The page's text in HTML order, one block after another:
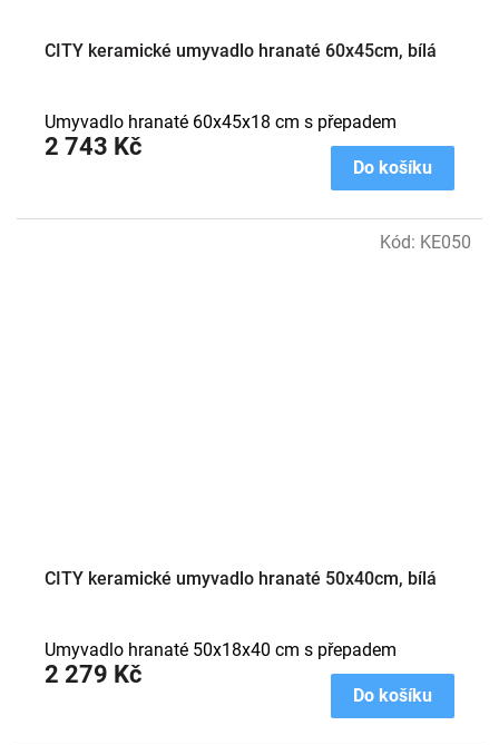
CITY keramické umyvadlo hranaté 60x45cm, bílá
2 743 Kč
Do košíku
Umyvadlo hranaté 60x45x18 cm s přepadem
CITY keramické umyvadlo hranaté 50x40cm, bílá
2 279 Kč
Do košíku
Umyvadlo hranaté 50x18x40 cm s přepadem
Kód: KE050